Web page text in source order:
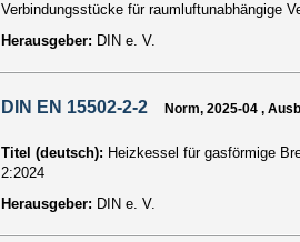
Verbindungsstücke für raumluftunabhängige
Herausgeber: DIN e. V.
DIN EN 15502-2-2 Norm, 2025-04 ,
Titel (deutsch): Heizkessel für gasförmige
2:2024
Herausgeber: DIN e. V.